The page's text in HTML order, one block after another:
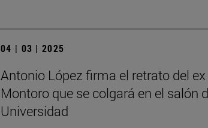
04 | 03 | 2025
Antonio López firma el retrato del
Montoro que se colgará en el salón
Universidad